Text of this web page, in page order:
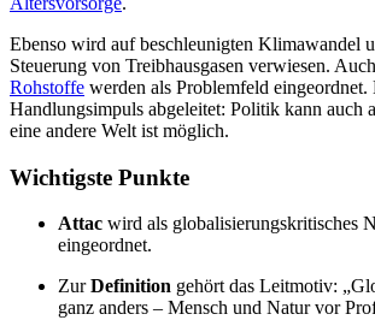
Ebenso wird auf beschleunigten Klimawandel
Steuerung von Treibhausgasen verwiesen.
Rohstoffe werden als Problemfeld
Handlungsimpuls abgeleitet: Politik kann auch
eine andere Welt ist möglich.
Wichtigste Punkte
Attac wird als globalisierungskritisches
eingeordnet.
ZurDefinition gehört das Leitmotiv:
ganz anders – Mensch und Natur vor